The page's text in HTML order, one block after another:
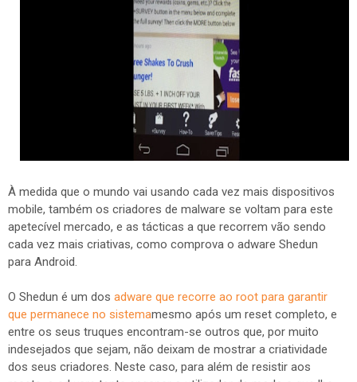
À medida que o mundo vai usando cada vez mais dispositivos
mobile, também os criadores de malware se voltam para este
apetecível mercado, e as tácticas a que recorrem vão sendo
cada vez mais criativas, como comprova o adware Shedun
para Android.
O Shedun é um dos adware que recorre ao root para garantir
que permanece no sistemamesmo após um reset completo, e
entre os seus truques encontram-se outros que, por muito
indesejados que sejam, não deixam de mostrar a criatividade
dos seus criadores. Neste caso, para além de resistir aos